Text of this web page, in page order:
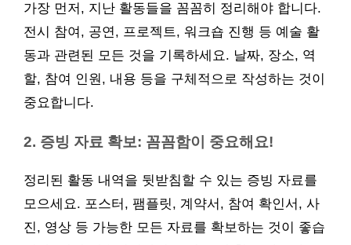
가장 먼저, 지난 활동들을 꼼꼼히 정리해야 합니다.
전시 참여, 공연, 프로젝트, 워크숍 진행 등 예술 활
동과 관련된 모든 것을 기록하세요. 날짜, 장소, 역
할, 참여 인원, 내용 등을 구체적으로 작성하는 것이
중요합니다.
2. 증빙 자료 확보: 꼼꼼함이 중요해요!
정리된 활동 내역을 뒷받침할 수 있는 증빙 자료를
모으세요. 포스터, 팸플릿, 계약서, 참여 확인서, 사
진, 영상 등 가능한 모든 자료를 확보하는 것이 좋습